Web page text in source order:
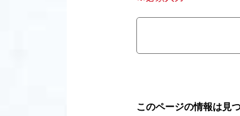
このページの情報は見